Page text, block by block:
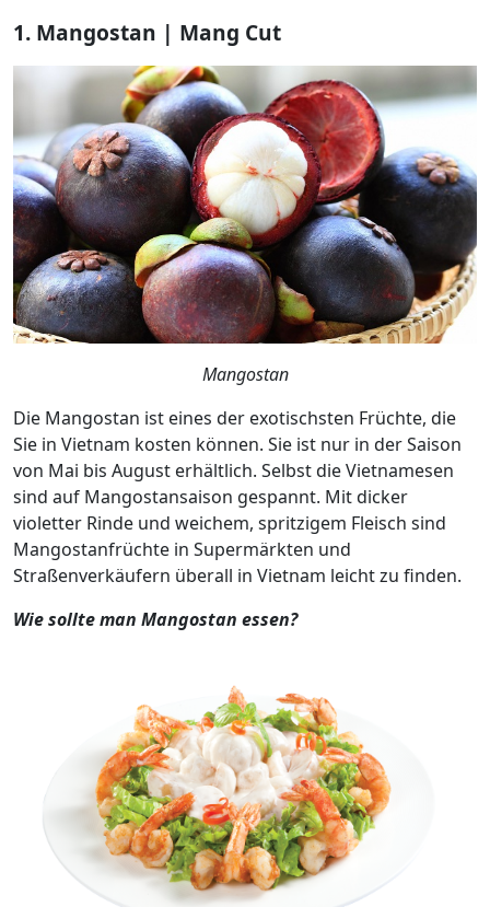
1. Mangostan | Mang Cut
Mangostan
Die Mangostan ist eines der exotischsten Früchte, die
Sie in Vietnam kosten können. Sie ist nur in der Saison
von Mai bis August erhältlich. Selbst die Vietnamesen
sind auf Mangostansaison gespannt. Mit dicker
violetter Rinde und weichem, spritzigem Fleisch sind
Mangostanfrüchte in Supermärkten und
Straßenverkäufern überall in Vietnam leicht zu finden.
Wie sollte man Mangostan essen?